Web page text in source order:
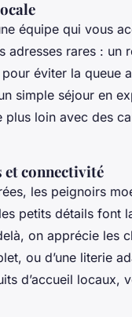
équipe qui vous
adresses rares : un
éviter la queue
simple séjour en
plus loin avec des
et connectivité
les peignoirs
petits détails font
on apprécie les
ou d’une literie
d’accueil locaux,